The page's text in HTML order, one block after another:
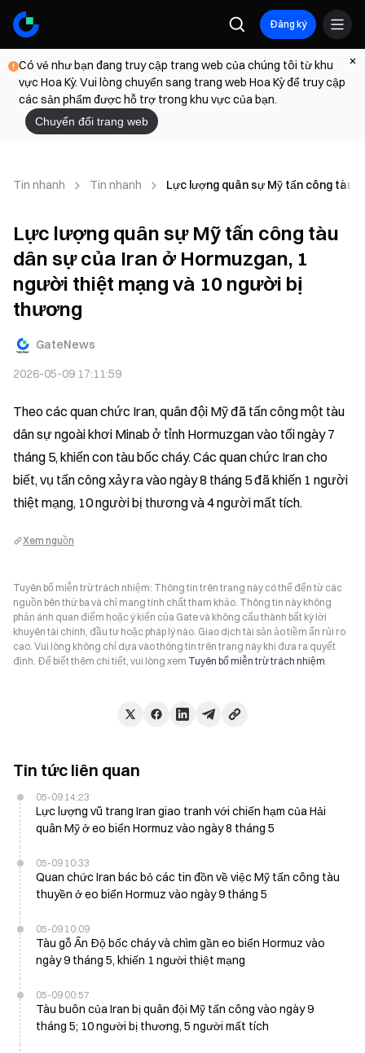
Đăng ký
Có vẻ như bạn đang truy cập trang web của chúng tôi từ khu
vực Hoa Kỳ. Vui lòng chuyển sang trang web Hoa Kỳ để truy cập
các sản phẩm được hỗ trợ trong khu vực của bạn.
Chuyển đổi trang web
Tin nhanh Tin nhanh Lực lượng quân sự Mỹ tấn công tàu
Lực lượng quân sự Mỹ tấn công tàu
dân sự của Iran ở Hormuzgan, 1
người thiệt mạng và 10 người bị
thương
GateNews
2026-05-09 17:11:59
Theo các quan chức Iran, quân đội Mỹ đã tấn công một tàu
dân sự ngoài khơi Minab ở tỉnh Hormuzgan vào tối ngày 7
tháng 5, khiến con tàu bốc cháy. Các quan chức Iran cho
biết, vụ tấn công xảy ra vào ngày 8 tháng 5 đã khiến 1 người
thiệt mạng, 10 người bị thương và 4 người mất tích.
Xem nguồn
Tuyên bố miễn trừ trách nhiệm: Thông tin trên trang này có thể đến từ các
nguồn bên thứ ba và chỉ mang tính chất tham khảo. Thông tin này không
phản ánh quan điểm hoặc ý kiến của Gate và không cấu thành bất kỳ lời
khuyên tài chính, đầu tư hoặc pháp lý nào. Giao dịch tài sản ảo tiềm ẩn rủi ro
cao. Vui lòng không chỉ dựa vào thông tin trên trang này khi đưa ra quyết
định. Để biết thêm chi tiết, vui lòng xem Tuyên bố miễn trừ trách nhiệm.
Tin tức liên quan
05-09 14:23
Lực lượng vũ trang Iran giao tranh với chiến hạm của Hải
quân Mỹ ở eo biển Hormuz vào ngày 8 tháng 5
05-09 10:33
Quan chức Iran bác bỏ các tin đồn về việc Mỹ tấn công tàu
thuyền ở eo biển Hormuz vào ngày 9 tháng 5
05-09 10:09
Tàu gỗ Ấn Độ bốc cháy và chìm gần eo biển Hormuz vào
ngày 9 tháng 5, khiến 1 người thiệt mạng
05-09 00:57
Tàu buôn của Iran bị quân đội Mỹ tấn công vào ngày 9
tháng 5; 10 người bị thương, 5 người mất tích